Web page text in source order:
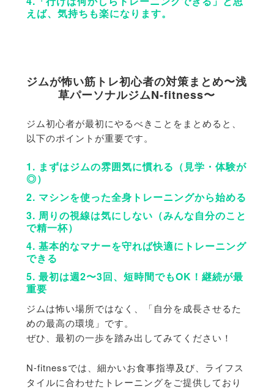
えば、 気持ちも楽になります。
ジムが怖い筋トレ初心者の対策まとめ〜浅
草パーソナルジムN-fitness〜
ジム初心者が最初にやるべきことをまとめると、
以下のポイントが重要です。
1. まずはジムの雰囲気に慣れる（見学・体験が
◎）
2. マシンを使った全身トレーニングから始める
3. 周りの視線は気にしない（みんな自分のこと
で精一杯）
4. 基本的なマナーを守れば快適にトレーニング
できる
5. 最初は週2〜3回、短時間でもOK！継続が最
重要
ジムは怖い場所ではなく、「自分を成長させるた
めの最高の環境」 です。
ぜひ、最初の一歩を踏み出してみてください！
N-fitnessでは、細かいお食事指導及び、ライフス
タイルに合わせたトレーニングをご提供しており